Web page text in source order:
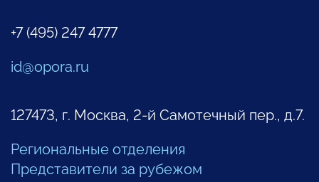
+7 (495) 247 4777
id@opora.ru
127473, г. Москва, 2-й Самотечный пер., д.7.
Региональные отделения
Представители за рубежом